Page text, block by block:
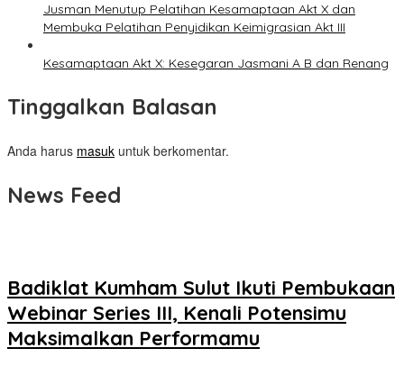
Jusman Menutup Pelatihan Kesamaptaan Akt X dan
Membuka Pelatihan Penyidikan Keimigrasian Akt III
Kesamaptaan Akt X: Kesegaran Jasmani A B dan Renang
Tinggalkan Balasan
Anda harus masuk untuk berkomentar.
News Feed
Badiklat Kumham Sulut Ikuti Pembukaan
Webinar Series III, Kenali Potensimu
Maksimalkan Performamu